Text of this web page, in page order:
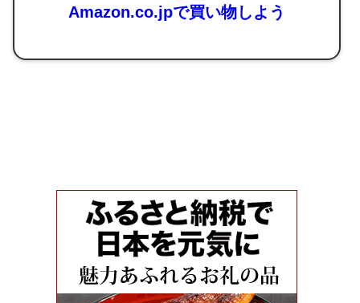
Amazon.co.jpで買い物しよう